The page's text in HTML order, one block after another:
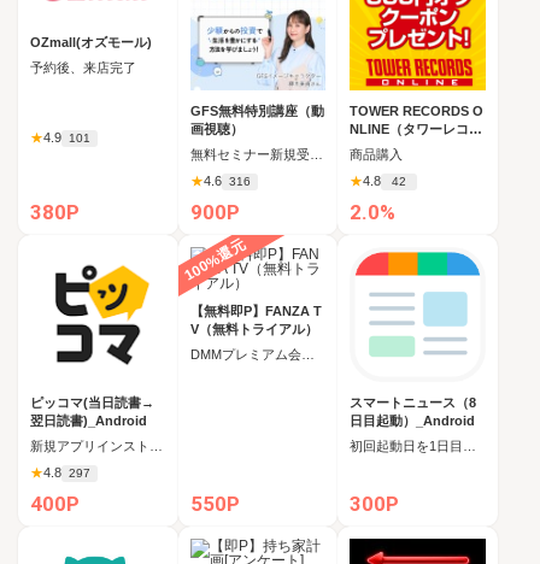
OZmall(オズモール)
予約後、来店完了
★4.9 101
380P
GFS無料特別講座（動
画視聴）
★4.6 316
900P
TOWER RECORDS O
NLINE（タワーレコー
ドオンライン/タワレ
コ）
商品購入
★4.8 42
2.0%
ピッコマ(当日読書→
翌日読書)_Android
★4.8 297
400P
100%還元
【無料即P】FANZA T
V（無料トライアル）
DMMプレミアム会員の新規お試し無料登録
550P
スマートニュース（8
日目起動）_Android
300P